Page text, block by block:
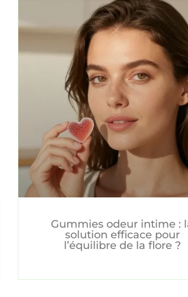
Gummies odeur intime :
solution efficace pour
l’équilibre de la flore ?